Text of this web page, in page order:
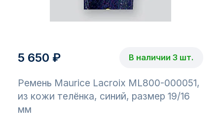
5 650 ₽ В наличии 3 шт.
Ремень Maurice Lacroix ML800-000051,
из кожи телёнка, синий, размер 19/16
мм